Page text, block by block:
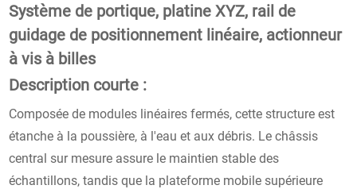
Système de portique, platine XYZ, rail de
guidage de positionnement linéaire, actionneur
à vis à billes
Description courte :
Composée de modules linéaires fermés, cette structure est
étanche à la poussière, à l'eau et aux débris. Le châssis
central sur mesure assure le maintien stable des
échantillons, tandis que la plateforme mobile supérieure